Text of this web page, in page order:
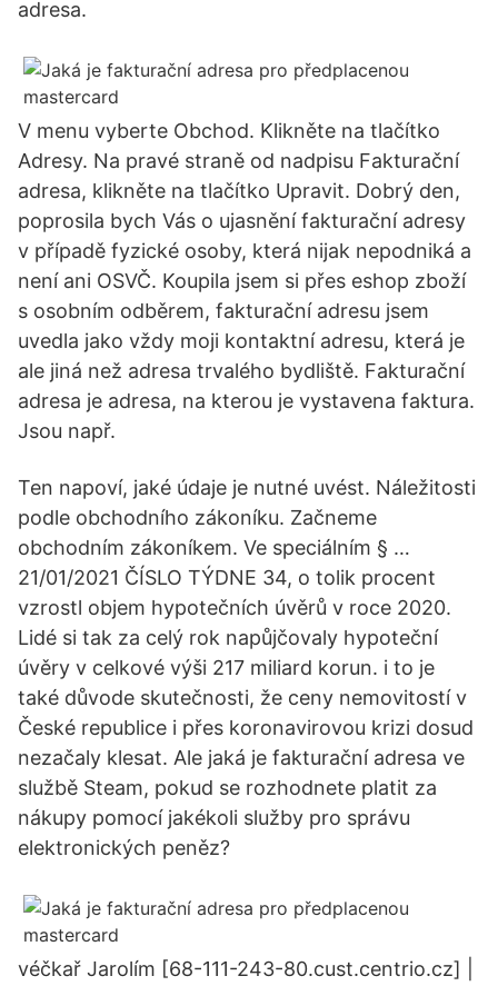
adresa.
V menu vyberte Obchod. Klikněte na tlačítko
Adresy. Na pravé straně od nadpisu Fakturační
adresa, klikněte na tlačítko Upravit. Dobrý den,
poprosila bych Vás o ujasnění fakturační adresy
v případě fyzické osoby, která nijak nepodniká a
není ani OSVČ. Koupila jsem si přes eshop zboží
s osobním odběrem, fakturační adresu jsem
uvedla jako vždy moji kontaktní adresu, která je
ale jiná než adresa trvalého bydliště. Fakturační
adresa je adresa, na kterou je vystavena faktura.
Jsou např.
Ten napoví, jaké údaje je nutné uvést. Náležitosti
podle obchodního zákoníku. Začneme
obchodním zákoníkem. Ve speciálním § …
21/01/2021 ČÍSLO TÝDNE 34, o tolik procent
vzrostl objem hypotečních úvěrů v roce 2020.
Lidé si tak za celý rok napůjčovaly hypoteční
úvěry v celkové výši 217 miliard korun. i to je
také důvode skutečnosti, že ceny nemovitostí v
České republice i přes koronavirovou krizi dosud
nezačaly klesat. Ale jaká je fakturační adresa ve
službě Steam, pokud se rozhodnete platit za
nákupy pomocí jakékoli služby pro správu
elektronických peněz?
véčkař Jarolím [68-111-243-80.cust.centrio.cz] |